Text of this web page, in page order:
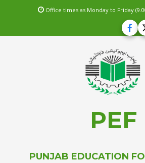
Office times as Monday to Friday
PEF
PUNJAB EDUCATION